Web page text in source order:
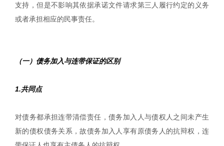
支持，但是不影响其依据承诺文件请求第三人履行约定的义务
或者承担相应的民事责任。
（一）债务加入与连带保证的区别
1.共同点
对债务都承担连带清偿责任，债务加入人与债权人之间未产生
新的债权债务关系，故债务加入人享有原债务人的抗辩权，连